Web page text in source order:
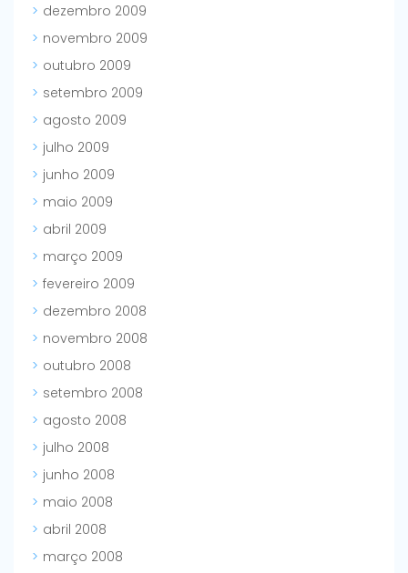
dezembro 2009
novembro 2009
outubro 2009
setembro 2009
agosto 2009
julho 2009
junho 2009
maio 2009
abril 2009
março 2009
fevereiro 2009
dezembro 2008
novembro 2008
outubro 2008
setembro 2008
agosto 2008
julho 2008
junho 2008
maio 2008
abril 2008
março 2008